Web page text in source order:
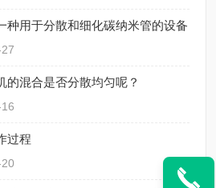
种用于分散和细化碳纳米管的设备
的混合是否分散均匀呢？
过程